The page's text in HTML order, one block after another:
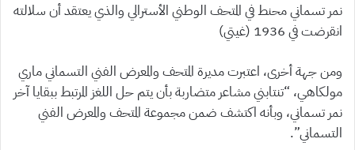
نمر تسماني محنط في المتحف الوطني الأسترالي والذي يعتقد أن سلالته
انقرضت في 1936 (غيتي)
ومن جهة أخرى، اعتبرت مديرة المتحف والمعرض الفني التسماني ماري
مولكاهي، “تنتابني مشاعر متضاربة بأن يتم حل اللغز المرتبط ببقايا آخر
نمر تسماني، وبأنه اكتشف ضمن مجموعة المتحف والمعرض الفني
التسماني”.